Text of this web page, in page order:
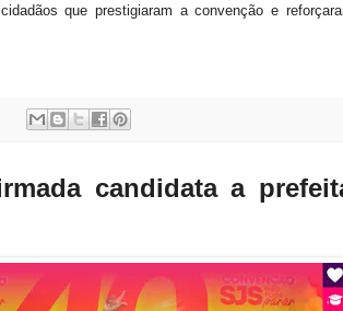
que prestigiaram a convenção e
candidata a